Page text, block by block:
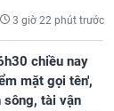
3 giờ 22 phút trước
chiều nay
mặt gọi tên',
sông, tài vận